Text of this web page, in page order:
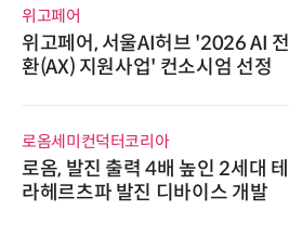
위고페어
위고페어, 서울AI허브 '2026 AI 전
환(AX) 지원사업' 컨소시엄 선정
로옴세미컨덕터코리아
로옴, 발진 출력 4배 높인 2세대 테
라헤르츠파 발진 디바이스 개발